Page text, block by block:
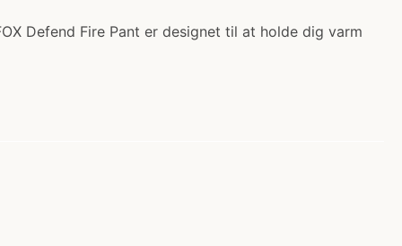
Defend Fire Pant er designet til at holde dig varm